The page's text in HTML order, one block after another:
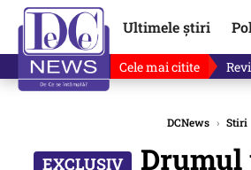
Ultimele știri
Cele mai citite
DCNews › Stiri
Drumul